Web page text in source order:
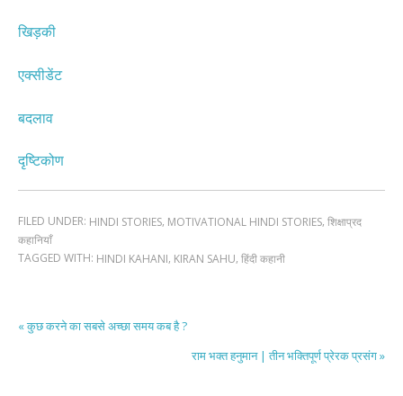
खिड़की
एक्सीडेंट
बदलाव
दृष्टिकोण
FILED UNDER: HINDI STORIES, MOTIVATIONAL HINDI STORIES, शिक्षाप्रद
कहानियाँ
TAGGED WITH: HINDI KAHANI, KIRAN SAHU, हिंदी कहानी
« कुछ करने का सबसे अच्छा समय कब है ?
राम भक्त हनुमान | तीन भक्तिपूर्ण प्रेरक प्रसंग »